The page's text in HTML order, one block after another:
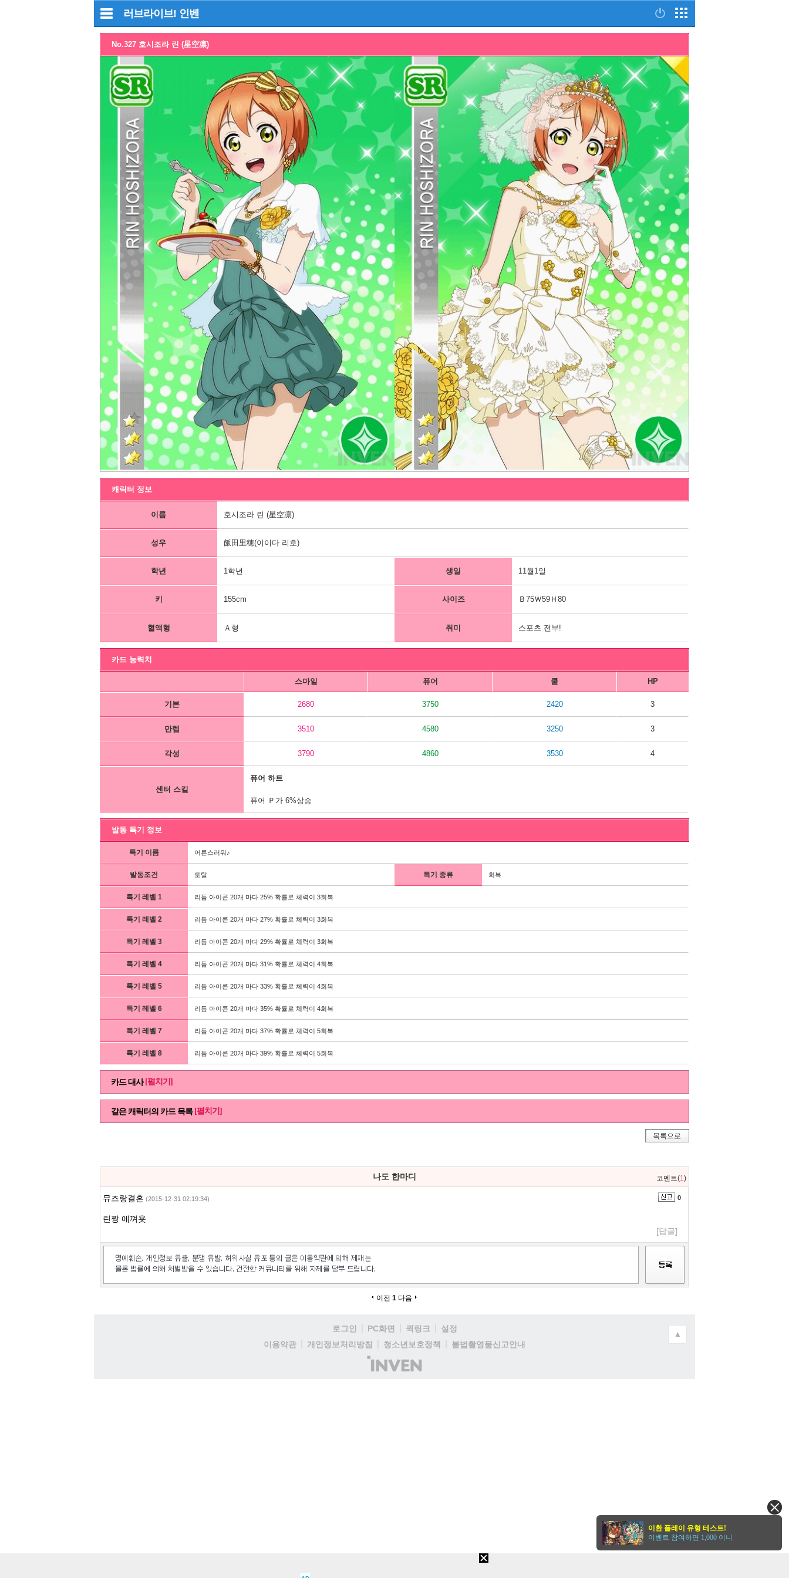
러브라이브! 인벤
No.327 호시조라 린 (星空凛)
캐릭터 정보
이름 호시조라 린 (星空凛)
성우 飯田里穂(이이다 리호)
학년 1학년 생일 11월1일
키 155cm 사이즈 Ｂ75Ｗ59Ｈ80
혈액형 Ａ형 취미 스포츠 전부!
카드 능력치
스마일 퓨어 쿨 HP
기본 2680 3750 2420 3
만렙 3510 4580 3250 3
각성 3790 4860 3530 4
센터 스킬
퓨어 하트
퓨어 Ｐ가 6%상승
발동 특기 정보
특기 이름 어른스러워♪
발동조건 토탈 특기 종류 회복
특기 레벨 1 리듬 아이콘 20개 마다 25% 확률로 체력이 3회복
특기 레벨 2 리듬 아이콘 20개 마다 27% 확률로 체력이 3회복
특기 레벨 3 리듬 아이콘 20개 마다 29% 확률로 체력이 3회복
특기 레벨 4 리듬 아이콘 20개 마다 31% 확률로 체력이 4회복
특기 레벨 5 리듬 아이콘 20개 마다 33% 확률로 체력이 4회복
특기 레벨 6 리듬 아이콘 20개 마다 35% 확률로 체력이 4회복
특기 레벨 7 리듬 아이콘 20개 마다 37% 확률로 체력이 5회복
특기 레벨 8 리듬 아이콘 20개 마다 39% 확률로 체력이 5회복
카드 대사 [펼치기]
같은 캐릭터의 카드 목록 [펼치기]
목록으로
나도 한마디 코멘트(1)
뮤즈랑결혼 (2015-12-31 02:19:34) 0
린짱 애껴욧
[답글]
이전 1 다음
로그인 PC화면 퀵링크
설정
이용약관
개인정보처리방침 청소년보호정책
불법촬영물신고안내
(주)
인
▲
이환 플레이 유형 테스트!
이벤트 참여하면 1,000 이니